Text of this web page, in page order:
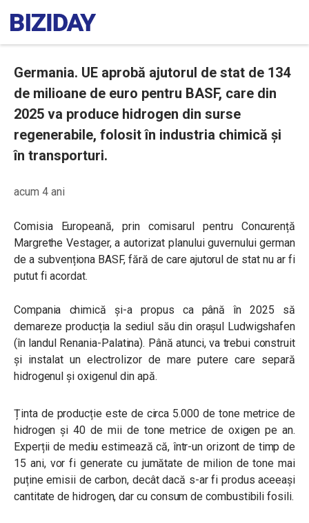
Germania. UE aprobă ajutorul de stat de 134
de milioane de euro pentru BASF, care din
2025 va produce hidrogen din surse
regenerabile, folosit în industria chimică și
în transporturi.
acum 4 ani
Comisia Europeană, prin comisarul pentru Concurență
Margrethe Vestager, a autorizat planului guvernului german
de a subvenționa BASF, fără de care ajutorul de stat nu ar fi
putut fi acordat.
Compania chimică și-a propus ca până în 2025 să
demareze producția la sediul său din orașul Ludwigshafen
(în landul Renania-Palatina). Până atunci, va trebui construit
și instalat un electrolizor de mare putere care separă
hidrogenul și oxigenul din apă.
Ținta de producție este de circa 5.000 de tone metrice de
hidrogen și 40 de mii de tone metrice de oxigen pe an.
Experții de mediu estimează că, într-un orizont de timp de
15 ani, vor fi generate cu jumătate de milion de tone mai
puține emisii de carbon, decât dacă s-ar fi produs aceeași
cantitate de hidrogen, dar cu consum de combustibili fosili.